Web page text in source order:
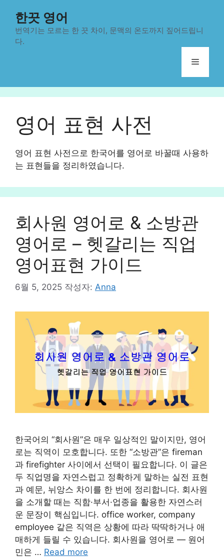
한끗 영어
번역기는 모르는 한 끗 차이, 문맥의 온도까지 짚어드립니
다.
메
영어 표현 사전
영어 표현 사전으로 한국어를 영어로 바꿀때 사용하
는 표현들을 정리하였습니다.
회사원 영어로 & 소방관
영어로 – 헷갈리는 직업
영어표현 가이드
6월 5, 2025 작성자: Anna
한국어의 “회사원”은 매우 일상적인 말이지만, 영어
로는 직역이 모호합니다. 또한 “소방관”은 fireman
과 firefighter 사이에서 선택이 필요합니다. 이 글은
두 직업명을 자연스럽고 정확하게 말하는 실전 표현
과 예문, 뉘앙스 차이를 한 번에 정리합니다. 회사원
을 소개할 때는 직함·부서·업종을 활용한 자연스러
운 문장이 핵심입니다. office worker, company
employee 같은 직역은 상황에 따라 딱딱하거나 애
매하게 들릴 수 있습니다. 회사원을 영어로 — 원어
민은 … Read more